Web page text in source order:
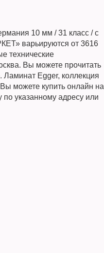
10 мм / 31 класс / с
варьируются от 3616
технические
Вы можете прочитать
Ламинат Egger, коллекция
можете купить онлайн на
по указанному адресу или